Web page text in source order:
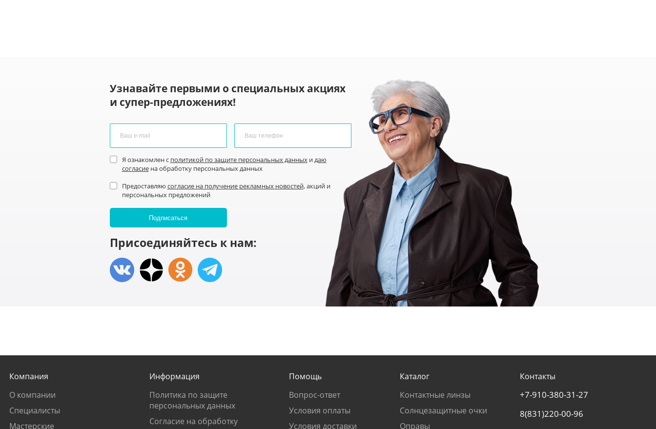
Узнавайте первыми о специальных акциях
и супер-предложениях!
Я ознакомлен с политикой по защите персональных данныхи даю
согласиена обработку персональных данных
Предоставляю согласие на получение рекламных новостей, акций и
персональных предложений
Присоединяйтесь к нам:
Компания
О компании
Специалисты
Мастерские
Информация
Политика по защите
персональных данных
Согласие на обработку
Помощь
Вопрос-ответ
Условия оплаты
Условия доставки
Каталог
Контактные линзы
Солнцезащитные очки
Оправы
Контакты
+7-910-380-31-27
8(831)220-00-96